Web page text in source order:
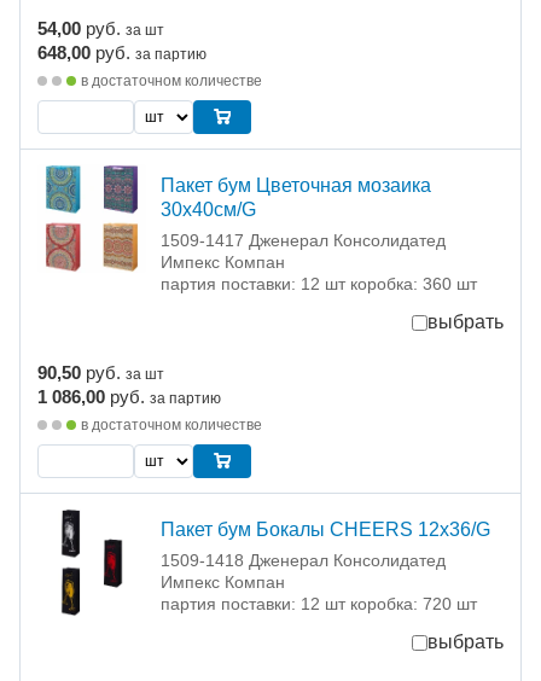
54,00 руб. за шт
648,00 руб. за партию
в достаточном количестве
Пакет бум Цветочная мозаика
30х40см/G
1509-1417 Дженерал Консолидатед
Импекс Компан
партия поставки: 12 шт коробка: 360 шт
выбрать
90,50 руб. за шт
1 086,00 руб. за партию
в достаточном количестве
Пакет бум Бокалы CHEERS 12х36/G
1509-1418 Дженерал Консолидатед
Импекс Компан
партия поставки: 12 шт коробка: 720 шт
выбрать